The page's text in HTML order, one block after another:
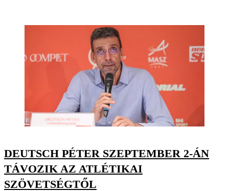
DEUTSCH PÉTER SZEPTEMBER 2-ÁN
TÁVOZIK AZ ATLÉTIKAI
SZÖVETSÉGTŐL